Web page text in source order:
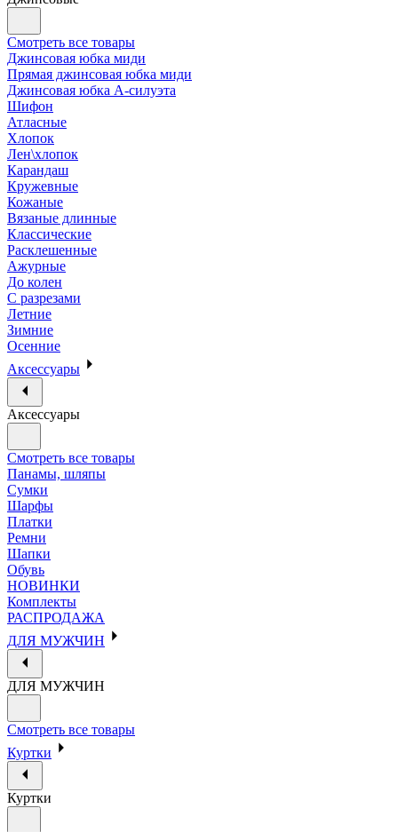
Смотреть все товары
Джинсовая юбка миди
Прямая джинсовая юбка миди
Джинсовая юбка А-силуэта
Шифон
Атласные
Хлопок
Лен\хлопок
Карандаш
Кружевные
Кожаные
Вязаные длинные
Классические
Расклешенные
Ажурные
До колен
С разрезами
Летние
Зимние
Осенние
Аксессуары
Аксессуары
Смотреть все товары
Панамы, шляпы
Сумки
Шарфы
Платки
Ремни
Шапки
Обувь
НОВИНКИ
Комплекты
РАСПРОДАЖА
ДЛЯ МУЖЧИН
ДЛЯ МУЖЧИН
Смотреть все товары
Куртки
Куртки